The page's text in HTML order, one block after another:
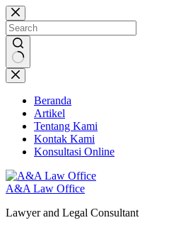
Skip
to
content
No
results
Beranda
Artikel
Tentang Kami
Kontak Kami
Konsultasi Online
A&A Law Office
Lawyer and Legal Consultant